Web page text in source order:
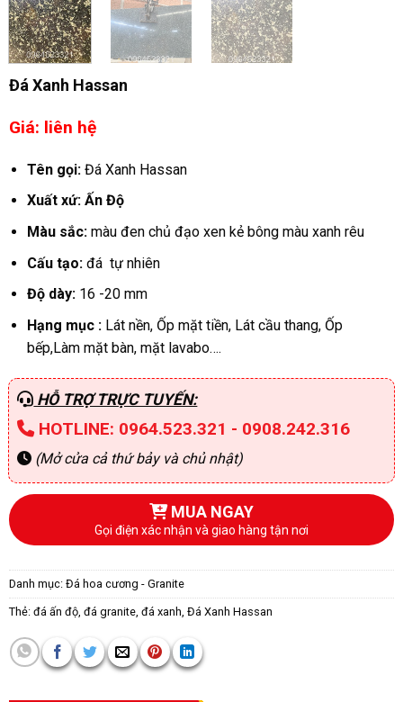
Đá Xanh Hassan
Giá: liên hệ
Tên gọi: Đá Xanh Hassan
Xuất xứ: Ấn Độ
Màu sắc: màu đen chủ đạo xen kẻ bông màu xanh rêu
Cấu tạo: đá tự nhiên
Độ dày: 16 -20 mm
Hạng mục : Lát nền, Ốp mặt tiền, Lát cầu thang, Ốp
bếp,Làm mặt bàn, mặt lavabo….
HỖ TRỢ TRỰC TUYẾN:
HOTLINE: 0964.523.321 - 0908.242.316
(Mở cửa cả thứ bảy và chủ nhật)
MUA NGAY
Gọi điện xác nhận và giao hàng tận nơi
Danh mục: Đá hoa cương - Granite
Thẻ: đá ấn độ, đá granite, đá xanh Đá Xanh Hassan